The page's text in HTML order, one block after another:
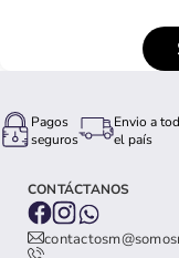
Pagos
seguros
Envio a
el país
CONTÁCTANOS